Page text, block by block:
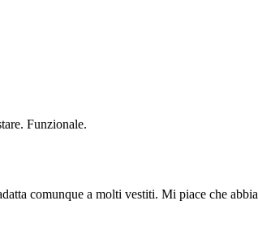
Funzionale.
comunque a molti vestiti. Mi piace che